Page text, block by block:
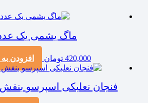
ماگ یشمی یک
420,000 تومان افزودن
فنجان نعلبکی اسپرسو